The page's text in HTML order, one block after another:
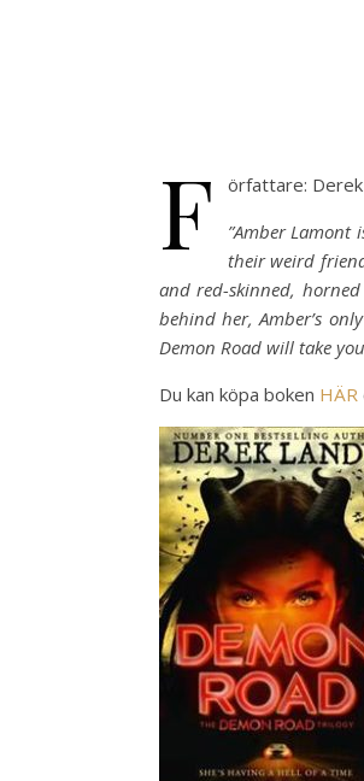
F
örfattare:
”Amber Lamont
their weird
and red-skinned,
behind her, Amber’s
Demon Road will take
Du kan köpa boken HÄR